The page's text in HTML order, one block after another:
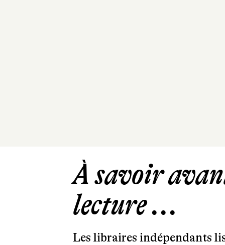
À savoir
lecture ...
Les libraires indépendants